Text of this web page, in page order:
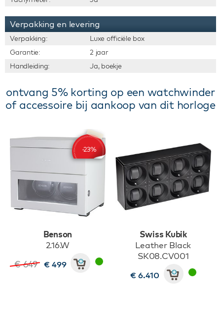
Verpakking en levering
Verpakking:
Luxe officiële box
Garantie:
2 jaar
Handleiding:
Ja, boekje
ontvang 5% korting op een watchwinder
of accessoire bij aankoop van dit horloge
Benson
2.16.W
€ 649 € 499
Swiss Kubik
Leather Black
SK08.CV001
€ 6.410